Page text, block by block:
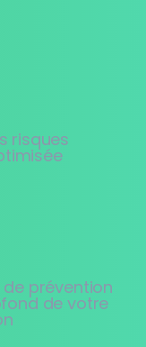
risques
prévention
de votre